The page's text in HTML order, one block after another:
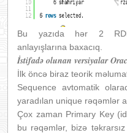
Bu yazıda hər 2
anlayışlarına baxacıq.
İstifadə olunan versiyalar
İlk öncə biraz teorik
Sequence avtomatik
yaradılan unique rəqəmlər
Çox zaman Primary Key
bu rəqəmlər, bizə təkrarsız